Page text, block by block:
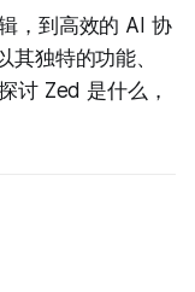
，到高效的 AI 协
其独特的功能、
讨 Zed 是什么，